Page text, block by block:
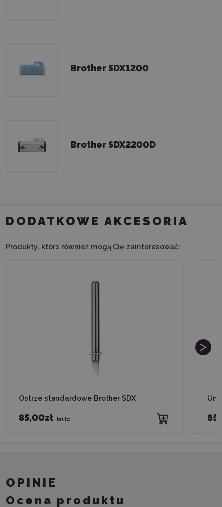
Brother SDX1200
Brother SDX2200D
DODATKOWE AKCESORIA
Produkty, które również mogą Cię zainteresować:
Ostrze standardowe Brother SDX
85,00zł brutto
OPINIE
Ocena produktu